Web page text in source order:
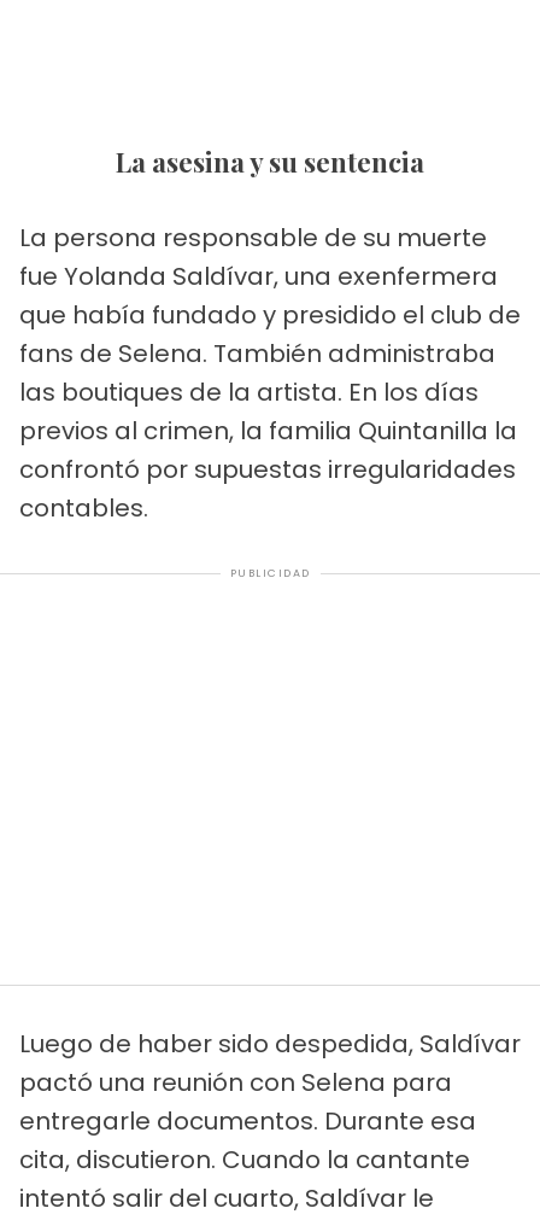
La asesina y su sentencia
La persona responsable de su muerte
fue Yolanda Saldívar, una exenfermera
que había fundado y presidido el club de
fans de Selena. También administraba
las boutiques de la artista. En los días
previos al crimen, la familia Quintanilla la
confrontó por supuestas irregularidades
contables.
PUBLICIDAD
Luego de haber sido despedida, Saldívar
pactó una reunión con Selena para
entregarle documentos. Durante esa
cita, discutieron. Cuando la cantante
intentó salir del cuarto, Saldívar le